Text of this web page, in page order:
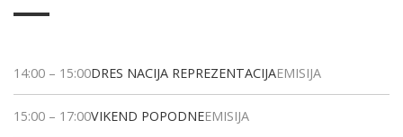
14:00 – 15:00DRES NACIJA REPREZENTACIJAEMISIJA
15:00 – 17:00VIKEND POPODNEEMISIJA